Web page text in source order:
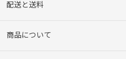
配送と送料
商品について